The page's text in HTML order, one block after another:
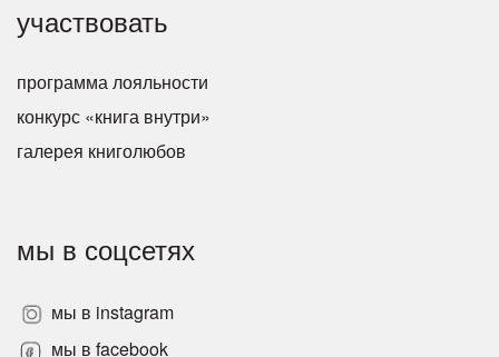
участвовать
программа лояльности
конкурс «книга внутри»
галерея книголюбов
мы в соцсетях
мы в instagram
мы в facebook